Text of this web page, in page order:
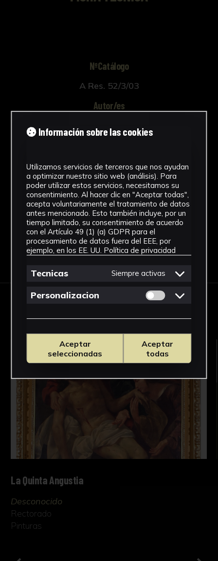
NºCatálogo
A Res. 52/3/03
Autor/es
SF
Fondo
Sin fondo
Descargar Ficha
OBRAS RELACIONADAS
La Quinta Angustia
Desconocido
Rectorado
Pinturas
Información sobre las cookies
Utilizamos servicios de terceros que nos ayudan
a optimizar nuestro sitio web (análisis). Para
poder utilizar estos servicios, necesitamos su
consentimiento. Al hacer clic en "Aceptar todas",
acepta voluntariamente el tratamiento de datos
antes mencionado. Esto también incluye, por un
tiempo limitado, su consentimiento de acuerdo
con el Artículo 49 (1) (a) GDPR para el
procesamiento de datos fuera del EEE, por
ejemplo, en los EE. UU. Política de privacidad
Tecnicas Siempre activas
Personalizacion Permitir cookies
Aceptar
seleccionadas
Aceptar
todas